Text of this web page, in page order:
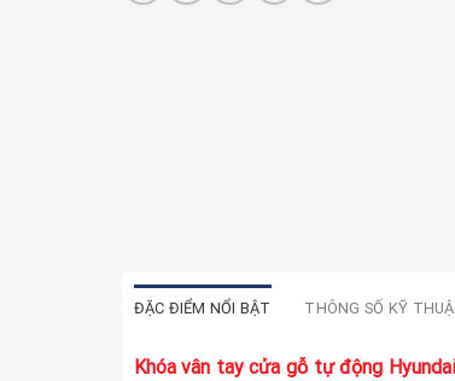
ĐẶC ĐIỂM NỔI BẬT THÔNG SỐ KỸ
Khóa vân tay cửa gỗ tự động